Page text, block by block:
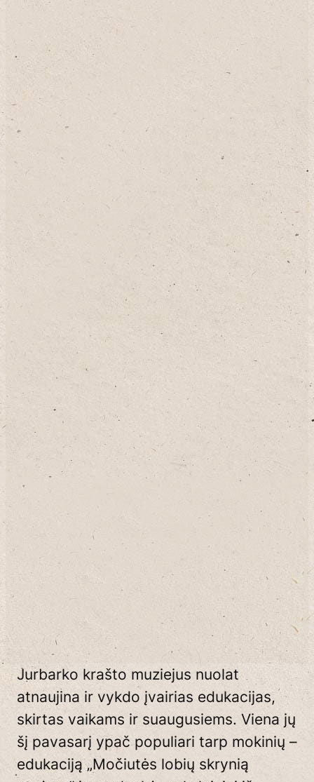
Jurbarko krašto muziejus nuolat
atnaujina ir vykdo įvairias edukacijas,
skirtas vaikams ir suaugusiems. Viena jų
šį pavasarį ypač populiari tarp mokinių –
edukaciją „Močiutės lobių skrynią